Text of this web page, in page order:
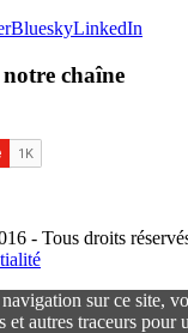
BlueskyLinkedIn
chaîne
- Tous droits
sur ce site,
autres traceurs pour